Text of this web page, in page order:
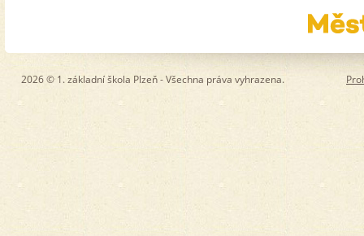
2026 © 1. základní škola Plzeň - Všechna práva vyhrazena.